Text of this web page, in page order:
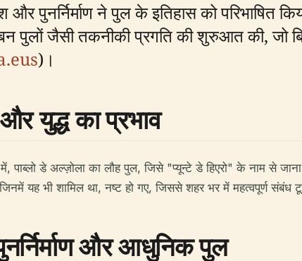
और पुनर्निर्माण ने पुल के इतिहास को परिभाषित
पुलों जैसी तकनीकी प्रगति की शुरुआत की, जो
)।
युद्ध का प्रभाव
पाब्लो डे अल्ज़ोला का लौह पुल, जिसे "प्यून्टे डे हिएरो" के नाम से
यह भी शामिल था, नष्ट हो गए, जिससे शहर भर में महत्वपूर्ण संबंध
पुनर्निर्माण और आधुनिक पुल